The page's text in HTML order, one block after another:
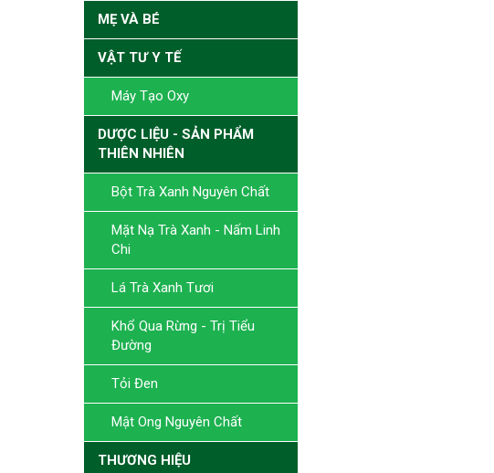
MẸ VÀ BÉ
VẬT TƯ Y TẾ
Máy Tạo Oxy
DƯỢC LIỆU - SẢN PHẨM
THIÊN NHIÊN
Bột Trà Xanh Nguyên Chất
Mặt Nạ Trà Xanh - Nấm Linh
Chi
Lá Trà Xanh Tươi
Khổ Qua Rừng - Trị Tiểu
Đường
Tỏi Đen
Mật Ong Nguyên Chất
THƯƠNG HIỆU